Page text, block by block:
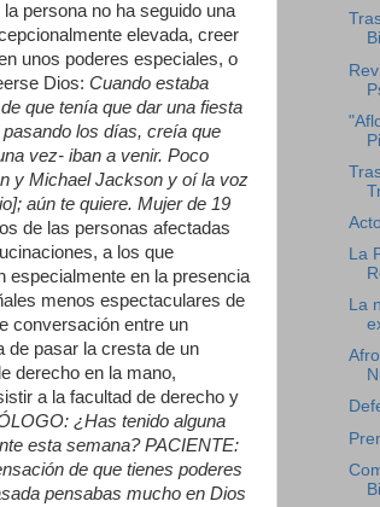
persona no ha seguido una
elevada, creer
unos poderes especiales, o
Dios: Cuando estaba
que tenía que dar una fiesta
los días, creía que
vez- iban a venir. Poco
y Michael Jackson y oí la voz
aún te quiere. Mujer de 19
de las personas afectadas
a los que
especialmente en la presencia
menos espectaculares de
conversación entre un
de pasar la cresta de un
derecho en la mano,
a la facultad de derecho y
¿Has tenido alguna
esta semana? PACIENTE:
de que tienes poderes
pensabas mucho en Dios
La
La